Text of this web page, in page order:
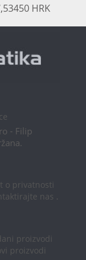
HRK
- Filip
o privatnosti
nas .
proizvodi
proizvodi